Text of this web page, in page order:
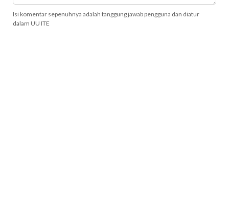
Isi komentar sepenuhnya adalah tanggung jawab pengguna dan diatur
dalam UU ITE